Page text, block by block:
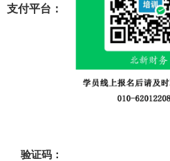
支付平台：
验证码：